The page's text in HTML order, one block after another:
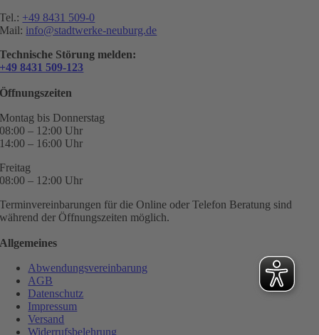
Tel.: +49 8431 509-0
Mail: info@stadtwerke-neuburg.de
Technische Störung melden:
+49 8431 509-123
Öffnungszeiten
Montag bis Donnerstag
08:00 – 12:00 Uhr
14:00 – 16:00 Uhr
Freitag
08:00 – 12:00 Uhr
Terminvereinbarungen für die Online oder Telefon Beratung sind
während der Öffnungszeiten möglich.
Allgemeines
Abwendungsvereinbarung
AGB
Datenschutz
Impressum
Versand
Widerrufsbelehrung